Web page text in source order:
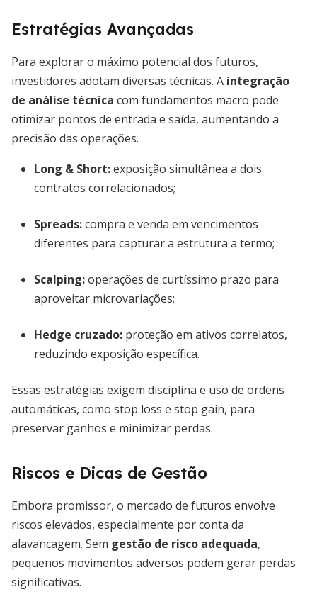
Estratégias Avançadas
Para explorar o máximo potencial dos futuros,
investidores adotam diversas técnicas. A integração
de análise técnica com fundamentos macro pode
otimizar pontos de entrada e saída, aumentando a
precisão das operações.
Long & Short:exposição simultânea a dois
contratos correlacionados;
Spreads:compra e venda em vencimentos
diferentes para capturar a estrutura a termo;
Scalping:operações de curtíssimo prazo para
aproveitar microvariações;
Hedge cruzado: proteção em ativos correlatos,
reduzindo exposição específica.
Essas estratégias exigem disciplina e uso de ordens
automáticas, como stop loss e stop gain, para
preservar ganhos e minimizar perdas.
Riscos e Dicas de Gestão
Embora promissor, o mercado de futuros envolve
riscos elevados, especialmente por conta da
alavancagem. Sem gestão de risco adequada,
pequenos movimentos adversos podem gerar perdas
significativas.